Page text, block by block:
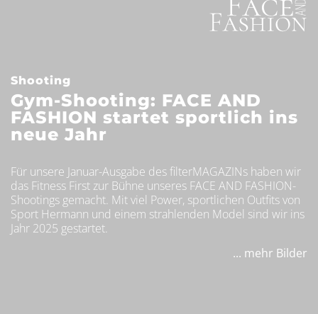
Shooting
Gym-Shooting: FACE AND
FASHION startet sportlich ins
neue Jahr
Für unsere Januar-Ausgabe des filterMAGAZINs haben wir
das Fitness First zur Bühne unseres FACE AND FASHION-
Shootings gemacht. Mit viel Power, sportlichen Outfits von
Sport Hermann und einem strahlenden Model sind wir ins
Jahr 2025 gestartet.
... mehr Bilder